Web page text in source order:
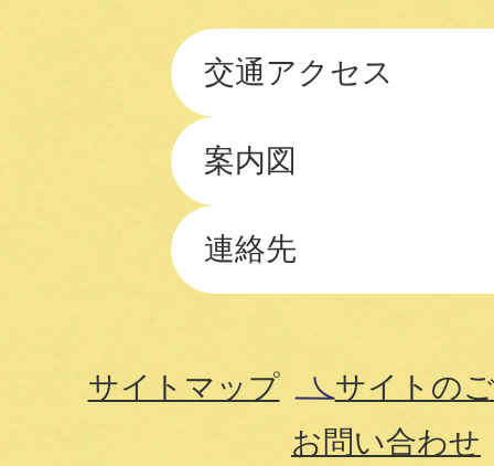
交通アクセス
案内図
連絡先
サイトマップ
サイトの
お問い合わせ